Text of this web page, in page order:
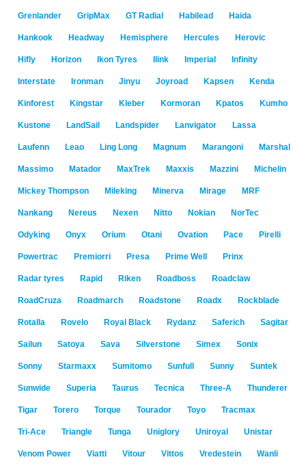
Grenlander GripMax GT Radial Habilead Haida
Hankook Headway Hemisphere Hercules Herovic
Hifly Horizon Ikon Tyres Ilink Imperial Infinity
Interstate Ironman Jinyu Joyroad Kapsen Kenda
Kinforest Kingstar Kleber Kormoran Kpatos Kumho
Kustone LandSail Landspider Lanvigator Lassa
Laufenn Leao Ling Long Magnum Marangoni Marshal
Massimo Matador MaxTrek Maxxis Mazzini Michelin
Mickey Thompson Mileking Minerva Mirage MRF
Nankang Nereus Nexen Nitto Nokian NorTec
Odyking Onyx Orium Otani Ovation Pace Pirelli
Powertrac Premiorri Presa Prime Well Prinx
Radar tyres Rapid Riken Roadboss Roadclaw
RoadCruza Roadmarch Roadstone Roadx Rockblade
Rotalla Rovelo Royal Black Rydanz Saferich Sagitar
Sailun Satoya Sava Silverstone Simex Sonix
Sonny Starmaxx Sumitomo Sunfull Sunny Suntek
Sunwide Superia Taurus Tecnica Three-A Thunderer
Tigar Torero Torque Tourador Toyo Tracmax
Tri-Ace Triangle Tunga Uniglory Uniroyal Unistar
Venom Power Viatti Vitour Vittos Vredestein Wanli